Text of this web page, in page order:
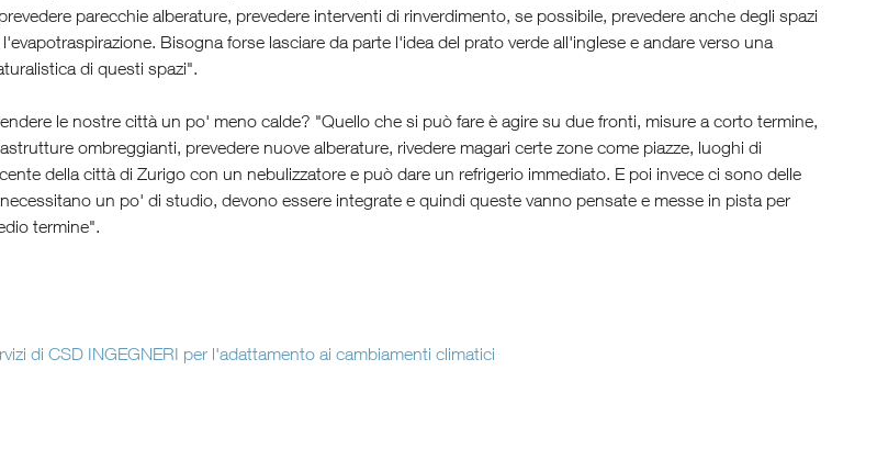
parecchie alberature, prevedere interventi di rinverdimento, se possibile, prevedere anche degli spazi
Bisogna forse lasciare da parte l'idea del prato verde all'inglese e andare verso una
di questi spazi".
le nostre città un po' meno calde? "Quello che si può fare è agire su due fronti, misure a corto termine,
ombreggianti, prevedere nuove alberature, rivedere magari certe zone come piazze, luoghi di
della città di Zurigo con un nebulizzatore e può dare un refrigerio immediato. E poi invece ci sono delle
un po' di studio, devono essere integrate e quindi queste vanno pensate e messe in pista per
termine".
di CSD INGEGNERI per l'adattamento ai cambiamenti climatici